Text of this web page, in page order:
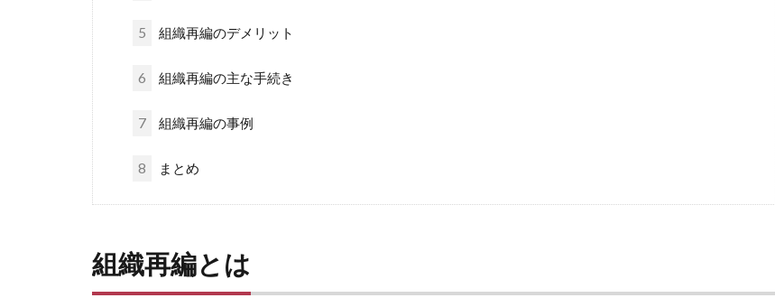
5 組織再編のデメリット
6 組織再編の主な手続き
7 組織再編の事例
8 まとめ
組織再編とは